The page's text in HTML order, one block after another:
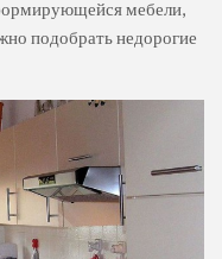
мебели,
подобрать недорогие